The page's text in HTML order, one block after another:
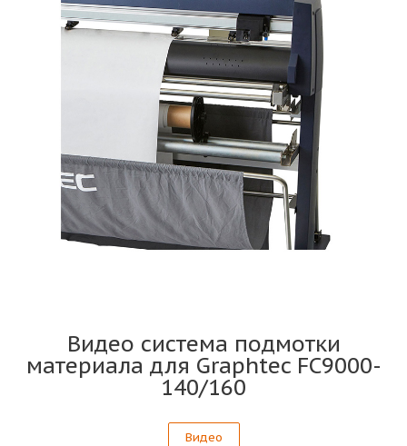
Видео система подмотки
материала для Graphtec FC9000-
140/160
Видео